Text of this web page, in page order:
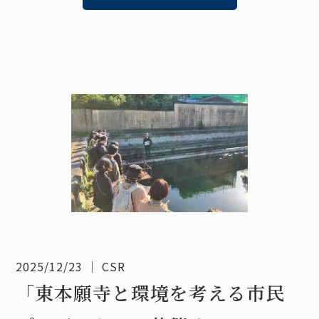
2025/12/23 ｜ CSR
「東本願寺と環境を考える市民